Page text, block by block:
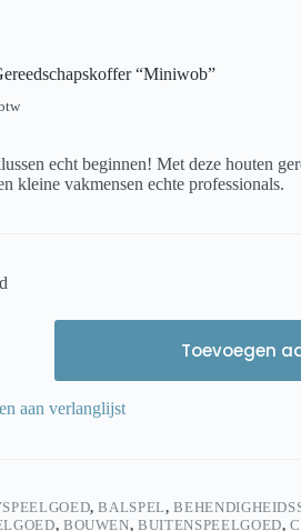
“Miniwob”
echt beginnen! Met deze houten
kleine vakmensen echte professionals.
Toevoegen
aan verlanglijst
,BALSPEL,
, BOUWEN,BUITENSPEELGOED,